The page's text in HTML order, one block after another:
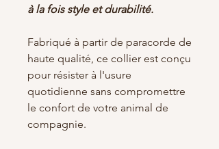
à la fois style et durabilité.
Fabriqué à partir de paracorde de
haute qualité, ce collier est conçu
pour résister à l'usure
quotidienne sans compromettre
le confort de votre animal de
compagnie.